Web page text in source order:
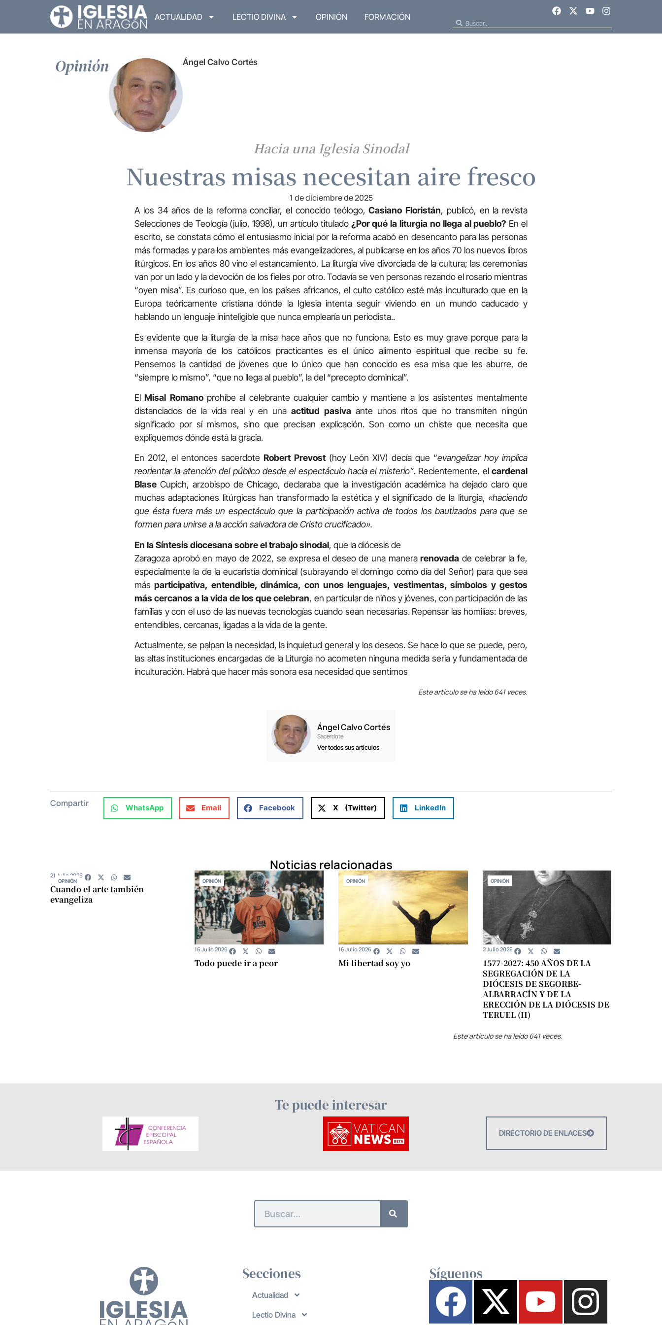
ACTUALIDAD LECTIO DIVINA OPINIÓN FORMACIÓN
Opinión Ángel Calvo Cortés
Hacia una Iglesia Sinodal
Nuestras misas necesitan aire fresco
1 de diciembre de 2025
A los 34 años de la reforma conciliar, el conocido teólogo,Casiano Floristán, publicó, en la revista
Selecciones de Teología (julio, 1998), un artículo titulado ¿Por qué la liturgia no llega al pueblo? En el
escrito, se constata cómo el entusiasmo inicial por la reforma acabó en desencanto para las personas
más formadas y para los ambientes más evangelizadores, al publicarse en los años 70 los nuevos libros
litúrgicos. En los años 80 vino el estancamiento. La liturgia vive divorciada de la cultura; las ceremonias
van por un lado y la devoción de los fieles por otro. Todavía se ven personas rezando el rosario mientras
“oyen misa”. Es curioso que, en los países africanos, el culto católico esté más inculturado que en la
Europa teóricamente cristiana dónde la Iglesia intenta seguir viviendo en un mundo caducado y
hablando un lenguaje ininteligible que nunca emplearía un periodista..
Es evidente que la liturgia de la misa hace años que no funciona. Esto es muy grave porque para la
inmensa mayoría de los católicos practicantes es el único alimento espiritual que recibe su fe.
Pensemos la cantidad de jóvenes que lo único que han conocido es esa misa que les aburre, de
“siempre lo mismo”, “que no llega al pueblo”, la del “precepto dominical”.
ElMisal Romanoprohíbe al celebrante cualquier cambio y mantiene a los asistentes mentalmente
distanciados de la vida real y en una actitud pasiva ante unos ritos que no transmiten ningún
significado por sí mismos, sino que precisan explicación. Son como un chiste que necesita que
expliquemos dónde está la gracia.
En 2012, el entonces sacerdote Robert Prevost (hoy León XIV) decía que “evangelizar hoy implica
reorientar la atención del público desde el espectáculo hacia el misterio”. Recientemente, elcardenal
Blase Cupich, arzobispo de Chicago, declaraba que la investigación académica ha dejado claro que
muchas adaptaciones litúrgicas han transformado la estética y el significado de la liturgia, «haciendo
que ésta fuera más un espectáculo que la participación activa de todos los bautizados para que se
formen para unirse a la acción salvadora de Cristo crucificado».
En la Síntesis diocesana sobre el trabajo sinodal, que la diócesis de
Zaragoza aprobó en mayo de 2022, se expresa el deseo de una manerarenovadade celebrar la fe,
especialmente la de la eucaristía dominical (subrayando el domingo como día del Señor) para que sea
másparticipativa, entendible, dinámica, con unos lenguajes, vestimentas, símbolos y gestos
más cercanos a la vida de los que celebran, en particular de niños y jóvenes, con participación de las
familias y con el uso de las nuevas tecnologías cuando sean necesarias. Repensar las homilías: breves,
entendibles, cercanas, ligadas a la vida de la gente.
Actualmente, se palpan la necesidad, la inquietud general y los deseos. Se hace lo que se puede, pero,
las altas instituciones encargadas de la Liturgia no acometen ninguna medida seria y fundamentada de
inculturación. Habrá que hacer más sonora esa necesidad que sentimos
Este artículo se ha leído 641 veces.
Ángel Calvo Cortés
Sacerdote
Ver todos sus artículos
Compartir WhatsApp Email Facebook X (Twitter) LinkedIn
Noticias relacionadas
OPINIÓN
Cuando el arte también
evangeliza
21 Julio 2026
OPINIÓN
Todo puede ir a peor
16 Julio 2026
OPINIÓN
Mi libertad soy yo
16 Julio 2026
OPINIÓN
1577-2027: 450 AÑOS DE LA
SEGREGACIÓN DE LA
DIÓCESIS DE SEGORBE-
ALBARRACÍN Y DE LA
ERECCIÓN DE LA DIÓCESIS DE
TERUEL (II)
2 Julio 2026
Este artículo se ha leído 641 veces.
Te puede interesar
DIRECTORIO DE ENLACES
Secciones
Actualidad
Lectio Divina
Síguenos